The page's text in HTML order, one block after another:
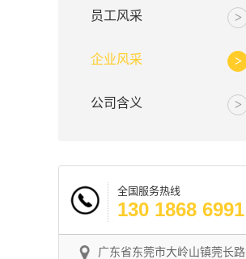
员工风采
企业风采
公司含义
全国服务热线
130 1868 6991
广东省东莞市大岭山镇莞长路